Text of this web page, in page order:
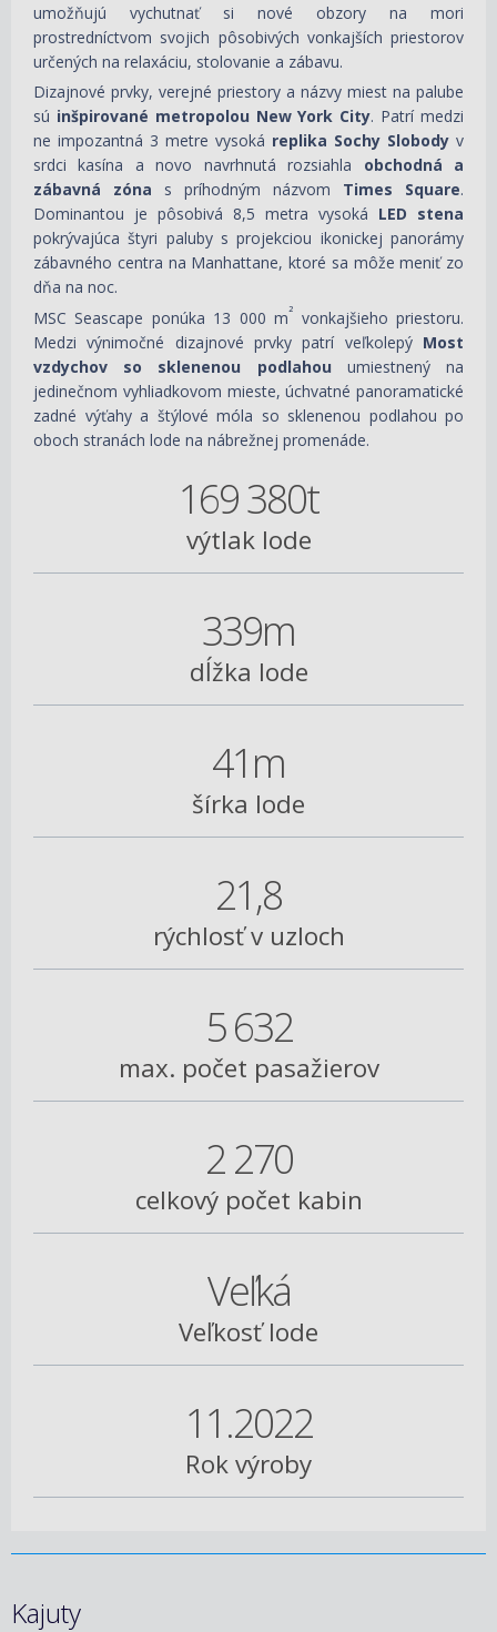
umožňujú vychutnať si nové obzory na mori
prostredníctvom svojich pôsobivých vonkajších priestorov
určených na relaxáciu, stolovanie a zábavu.
Dizajnové prvky, verejné priestory a názvy miest na palube
sú inšpirované metropolou New York City. Patrí medzi
ne impozantná 3 metre vysoká replika Sochy Slobody v
srdci kasína a novo navrhnutá rozsiahla obchodná a
zábavná zóna s príhodným názvom Times Square.
Dominantou je pôsobivá 8,5 metra vysoká LED stena
pokrývajúca štyri paluby s projekciou ikonickej panorámy
zábavného centra na Manhattane, ktoré sa môže meniť zo
dňa na noc.
MSC Seascape ponúka 13 000 m² vonkajšieho priestoru.
Medzi výnimočné dizajnové prvky patrí veľkolepý Most
vzdychov so sklenenou podlahou umiestnený na
jedinečnom vyhliadkovom mieste, úchvatné panoramatické
zadné výťahy a štýlové móla so sklenenou podlahou po
oboch stranách lode na nábrežnej promenáde.
169 380t
výtlak lode
339m
dĺžka lode
41m
šírka lode
21,8
rýchlosť v uzloch
5 632
max. počet pasažierov
2 270
celkový počet kabin
Veľká
Veľkosť lode
11.2022
Rok výroby
Kajuty